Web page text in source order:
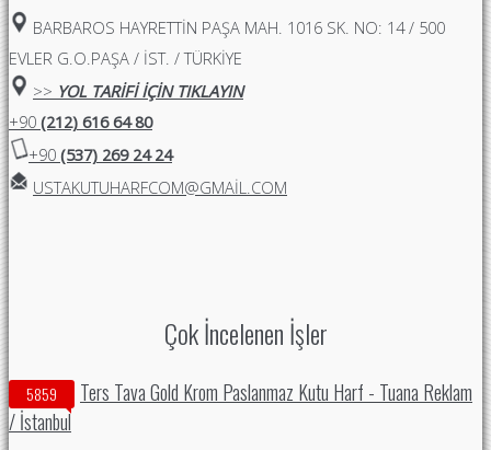
BARBAROS HAYRETTIN PAŞA MAH. 1016 SK. NO: 14 / 500
EVLER G.O.PAŞA / İST. / TÜRKİYE
>> YOL TARİFİ İÇİN TIKLAYIN
+90 (212) 616 64 80
+90 (537) 269 24 24
USTAKUTUHARFCOM@GMAIL.COM
Çok İncelenen İşler
5859
Ters Tava Gold Krom Paslanmaz Kutu Harf - Tuana Reklam
/ İstanbul